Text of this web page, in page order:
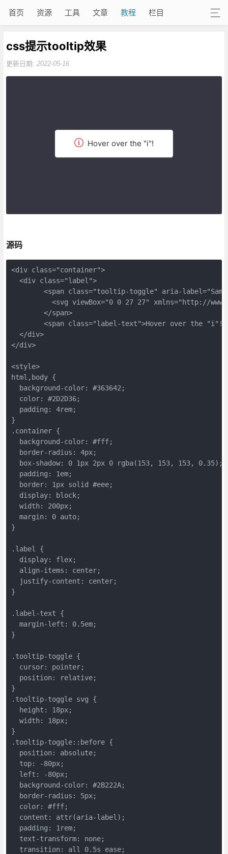
首页 资源 工具 文章 教程 栏目
css提示tooltip效果
更新日期: 2022-05-16
Hover over the "i"!
源码
<div class="container">
  <div class="label">
<span class="tooltip-toggle" aria-
<svg viewBox="0 0 27 27" xmlns="http://
	</span>
<span class="label-text">Hover over the
  </div>
</div>
<style>
html,body {
  background-color: #363642;
  color: #2D2D36;
  padding: 4rem;
}
.container {
  background-color: #fff;
  border-radius: 4px;
  box-shadow: 0 1px 2px 0 rgba(153, 153, 153, 0.35);
  padding: 1em;
  border: 1px solid #eee;
  display: block;
  width: 200px;
  margin: 0 auto;
}
.label {
  display: flex;
  align-items: center;
  justify-content: center;
}
.label-text {
  margin-left: 0.5em;
}
.tooltip-toggle {
  cursor: pointer;
  position: relative;
}
.tooltip-toggle svg {
  height: 18px;
  width: 18px;
}
.tooltip-toggle::before {
  position: absolute;
  top: -80px;
  left: -80px;
  background-color: #2B222A;
  border-radius: 5px;
  color: #fff;
  content: attr(aria-label);
  padding: 1rem;
  text-transform: none;
  transition: all 0.5s ease;